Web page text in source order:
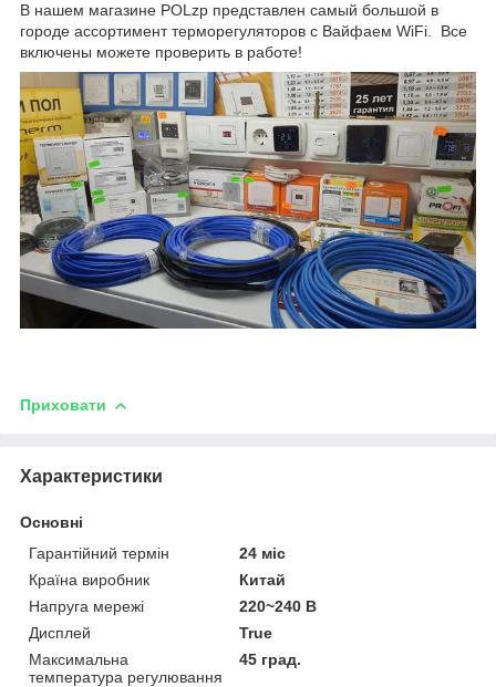
В нашем магазине POLzp представлен самый большой в
городе ассортимент терморегуляторов с Вайфаем WiFi. Все
включены можете проверить в работе!
Приховати
Характеристики
Основні
Гарантійний термін
24 міс
Країна виробник
Китай
Напруга мережі
220~240 В
Дисплей
True
Максимальна
температура регулювання
45 град.